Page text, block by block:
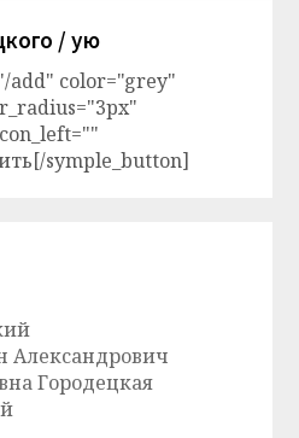
/ ую
add" color="grey"
symple_button]
Александрович
Городецкая